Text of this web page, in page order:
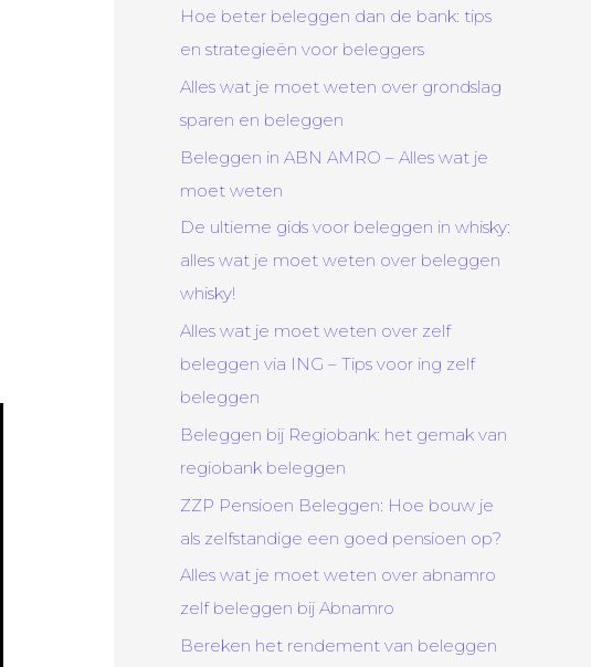
Hoe beter beleggen dan de bank: tips
en strategieën voor beleggers
Alles wat je moet weten over grondslag
sparen en beleggen
Beleggen in ABN AMRO – Alles wat je
moet weten
De ultieme gids voor beleggen in whisky:
alles wat je moet weten over beleggen
whisky!
Alles wat je moet weten over zelf
beleggen via ING – Tips voor ing zelf
beleggen
Beleggen bij Regiobank: het gemak van
regiobank beleggen
ZZP Pensioen Beleggen: Hoe bouw je
als zelfstandige een goed pensioen op?
Alles wat je moet weten over abnamro
zelf beleggen bij Abnamro
Bereken het rendement van beleggen